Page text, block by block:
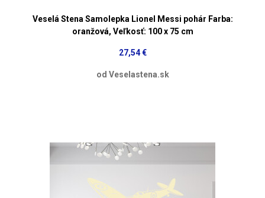
Veselá Stena Samolepka Lionel Messi pohár Farba:
oranžová, Veľkosť: 100 x 75 cm
27,54 €
od Veselastena.sk